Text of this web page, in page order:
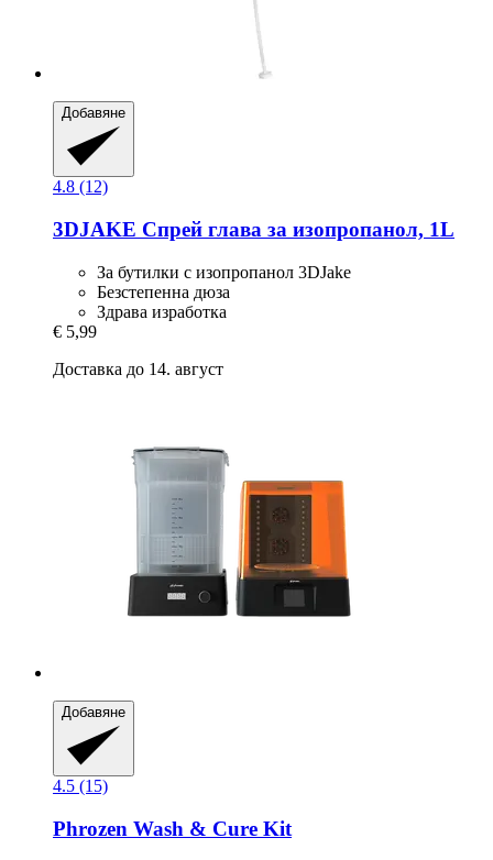
Добавяне
4.8 (12)
3DJAKE Спрей глава за изопропанол, 1L
За бутилки с изопропанол 3DJake
Безстепенна дюза
Здрава изработка
€ 5,99
Доставка до 14. август
Добавяне
4.5 (15)
Phrozen Wash & Cure Kit